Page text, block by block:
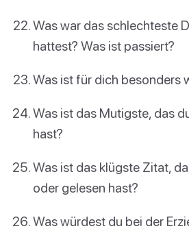
Was war das schlechteste
hattest? Was ist passiert?
Was ist für dich besonders
Was ist das Mutigste, das
hast?
Was ist das klügste Zitat,
oder gelesen hast?
Was würdest du bei der